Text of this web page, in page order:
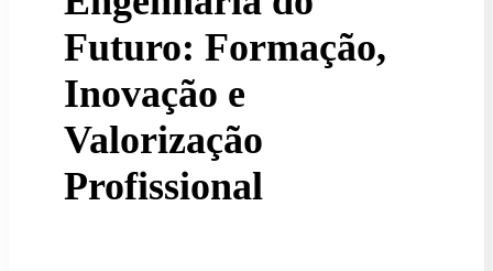
Futuro: Formação,
Inovação e
Valorização
Profissional